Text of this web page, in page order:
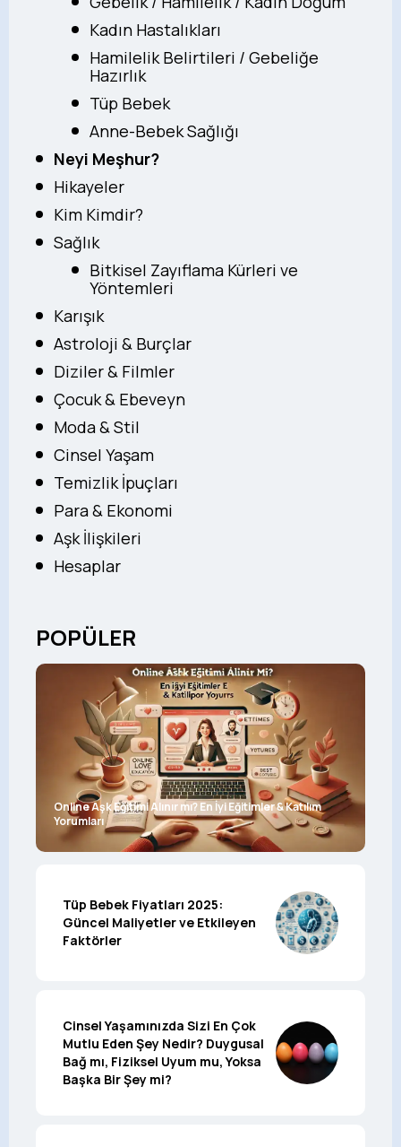
Kadın Hastalıkları
Hamilelik Belirtileri / Gebeliğe
Hazırlık
Tüp Bebek
Anne-Bebek Sağlığı
Neyi Meşhur?
Hikayeler
Kim Kimdir?
Sağlık
Bitkisel Zayıflama Kürleri ve
Yöntemleri
Karışık
Astroloji & Burçlar
Diziler & Filmler
Çocuk & Ebeveyn
Moda & Stil
Cinsel Yaşam
Temizlik İpuçları
Para & Ekonomi
Aşk İlişkileri
Hesaplar
POPÜLER
Online Aşk Eğitimi Alınır mı? En İyi Eğitimler & Katılım
Yorumları
Tüp Bebek Fiyatları 2025:
Güncel Maliyetler ve Etkileyen
Faktörler
Cinsel Yaşamınızda Sizi En Çok
Mutlu Eden Şey Nedir? Duygusal
Bağ mı, Fiziksel Uyum mu, Yoksa
Başka Bir Şey mi?